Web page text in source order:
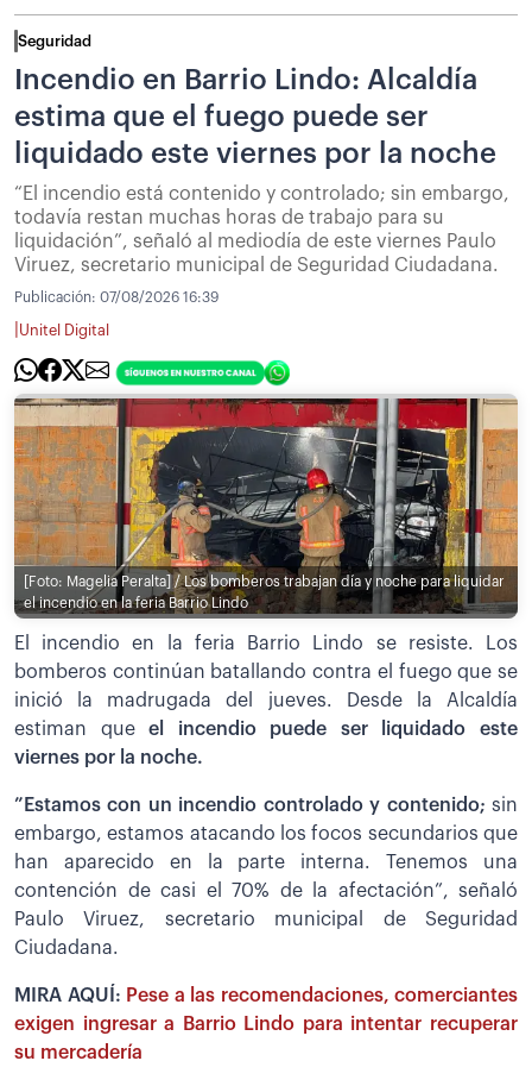
Seguridad
Incendio en Barrio Lindo: Alcaldía
estima que el fuego puede ser
liquidado este viernes por la noche
“El incendio está contenido y controlado; sin embargo,
todavía restan muchas horas de trabajo para su
liquidación”, señaló al mediodía de este viernes Paulo
Viruez, secretario municipal de Seguridad Ciudadana.
Publicación: 07/08/2026 16:39
Unitel Digital
[Foto: Magelia Peralta] / Los bomberos trabajan día y noche para liquidar
el incendio en la feria Barrio Lindo
El incendio en la feria Barrio Lindo se resiste. Los
bomberos continúan batallando contra el fuego que se
inició la madrugada del jueves. Desde la Alcaldía
estiman queel incendio puede ser liquidado este
viernes por la noche.
”Estamos con un incendio controlado y contenido; sin
embargo, estamos atacando los focos secundarios que
han aparecido en la parte interna. Tenemos una
contención de casi el 70% de la afectación”, señaló
Paulo Viruez, secretario municipal de Seguridad
Ciudadana.
MIRA AQUÍ: Pese a las recomendaciones, comerciantes
exigen ingresar a Barrio Lindo para intentar recuperar
su mercadería